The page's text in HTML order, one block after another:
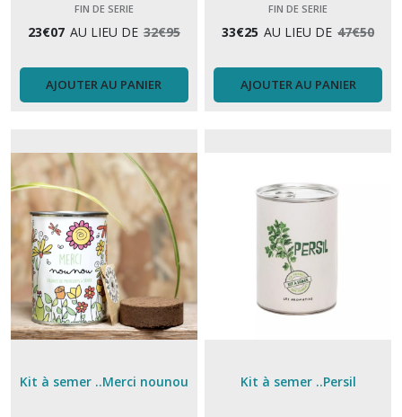
FIN DE SERIE
23€07 AU LIEU DE 32€95
AJOUTER AU PANIER
FIN DE SERIE
33€25 AU LIEU DE 47€50
AJOUTER AU PANIER
Kit à semer ..Merci nounou Kit à semer ..Persil